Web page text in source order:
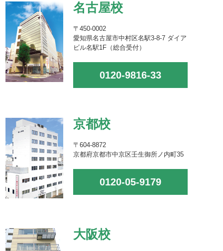
名古屋校
〒450-0002
愛知県名古屋市中村区名駅3-8-7 ダイア
ビル名駅1F（総合受付）
0120-9816-33
京都校
〒604-8872
京都府京都市中京区壬生御所ノ内町35
0120-05-9179
大阪校